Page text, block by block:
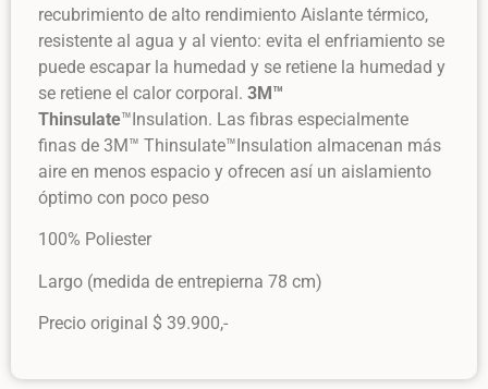
recubrimiento de alto rendimiento Aislante térmico,
resistente al agua y al viento: evita el enfriamiento se
puede escapar la humedad y se retiene la humedad y
se retiene el calor corporal. 3M™
Thinsulate™Insulation. Las fibras especialmente
finas de 3M™ Thinsulate™Insulation almacenan más
aire en menos espacio y ofrecen así un aislamiento
óptimo con poco peso
100% Poliester
Largo (medida de entrepierna 78 cm)
Precio original $ 39.900,-